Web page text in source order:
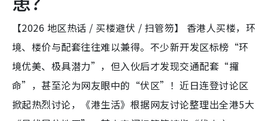
【2026 地区热话 / 买楼避伏 / 扫管笏】 香港人买楼，环
境、楼价与配套往往难以兼得。不少新开发区标榜“环
境优美、极具潜力”，但入伙后才发现交通配套“攞
命”，甚至沦为网友眼中的“伏区”！近日连登讨论区
掀起热烈讨论，《港生活》根据网友讨论整理出全港5大